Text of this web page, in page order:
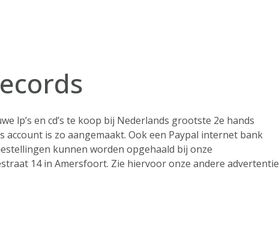
lp’s en cd’s te koop bij Nederlands grootste 2e hands
account is zo aangemaakt. Ook een Paypal internet bank
kunnen worden opgehaald bij onze
14 in Amersfoort. Zie hiervoor onze andere advertentie